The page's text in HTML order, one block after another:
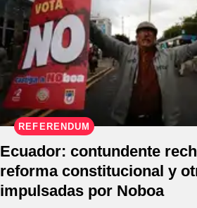
REFERÉNDUM
Ecuador: contundente
reforma constitucional y
impulsadas por Noboa